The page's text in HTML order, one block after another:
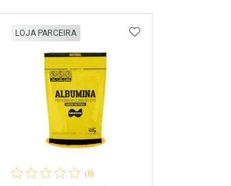
AOS FAVORITOS
(0)
LOJA PARCEIRA ADICIONAR AOS